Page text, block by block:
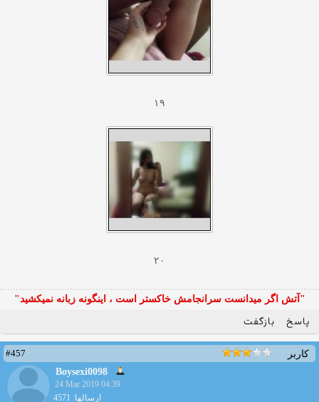
۱۹
۲۰
"آتش اگر ميدانست سرانجامش خاكستر است ، اينگونه زبانه نميكشيد"
پاسخ بازگفت
کاربر
#457
Boysexi0098
24 Mar 2019 04:39
ارسالها: 4571